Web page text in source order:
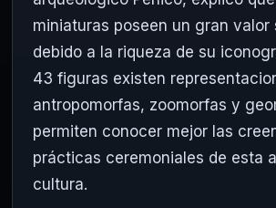
miniaturas poseen un gran valor
debido a la riqueza de su
43 figuras existen
antropomorfas, zoomorfas y
permiten conocer mejor las
prácticas ceremoniales de esta
cultura.